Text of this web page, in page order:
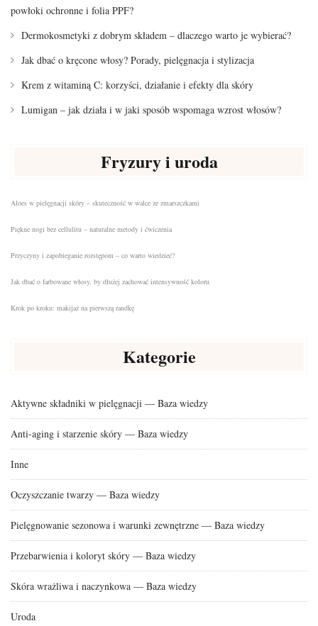
powłoki ochronne i folia PPF?
Dermokosmetyki z dobrym składem – dlaczego warto je wybierać?
Jak dbać o kręcone włosy? Porady, pielęgnacja i stylizacja
Krem z witaminą C: korzyści, działanie i efekty dla skóry
Lumigan – jak działa i w jaki sposób wspomaga wzrost włosów?
Fryzury i uroda
Aloes w pielęgnacji skóry – skuteczność w walce ze zmarszczkami
Piękne nogi bez cellulitu – naturalne metody i ćwiczenia
Przyczyny i zapobieganie rozstępom – co warto wiedzieć?
Jak dbać o farbowane włosy, by dłużej zachować intensywność koloru
Krok po kroku: makijaż na pierwszą randkę
Kategorie
Aktywne składniki w pielęgnacji — Baza wiedzy
Anti-aging i starzenie skóry — Baza wiedzy
Inne
Oczyszczanie twarzy — Baza wiedzy
Pielęgnowanie sezonowa i warunki zewnętrzne — Baza wiedzy
Przebarwienia i koloryt skóry — Baza wiedzy
Skóra wrażliwa i naczynkowa — Baza wiedzy
Uroda